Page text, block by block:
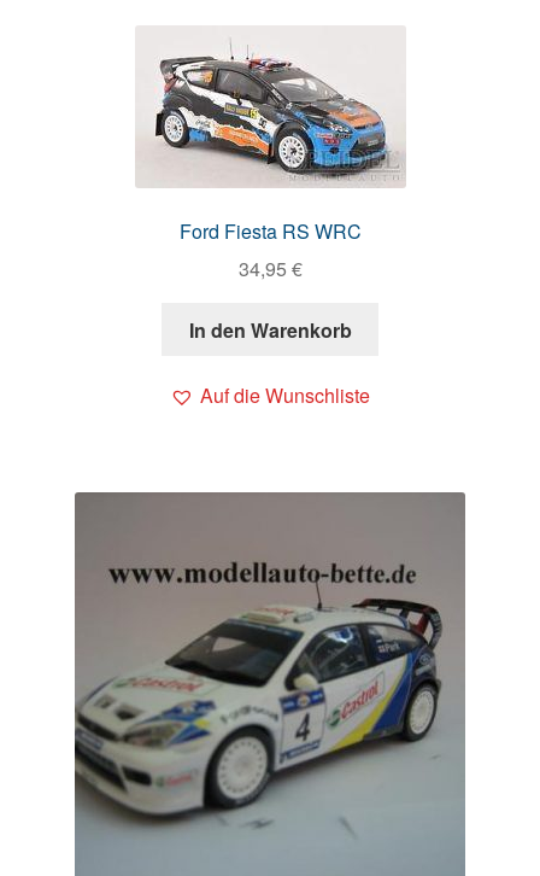
Ford Fiesta RS WRC
34,95 €
In den Warenkorb
Auf die Wunschliste